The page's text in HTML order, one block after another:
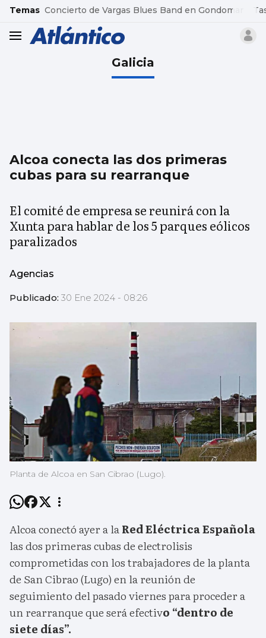
common.go-to-content
Temas Concierto de Vargas Blues Band en Gondomar
header.menu.open
Galicia
Alcoa conecta las dos primeras
cubas para su rearranque
El comité de empresa se reunirá con la
Xunta para hablar de los 5 parques eólicos
paralizados
Agencias
Publicado: 30 Ene 2024 - 08:26
Planta de Alcoa en San Cibrao (Lugo).
Alcoa conectó ayer a laRed Eléctrica Española
las dos primeras cubas de electrolisis
comprometidas con los trabajadores de la planta
de San Cibrao (Lugo) en la reunión de
seguimiento del pasado viernes para proceder a
un rearranque que será efectivo “dentro de
siete días”.